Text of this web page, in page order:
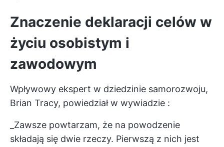
Znaczenie deklaracji celów w
życiu osobistym i
zawodowym
Wpływowy ekspert w dziedzinie samorozwoju,
Brian Tracy, powiedział w wywiadzie :
_Zawsze powtarzam, że na powodzenie
składają się dwie rzeczy. Pierwszą z nich jest